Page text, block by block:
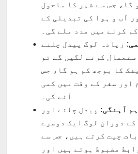
گا، جس سے شہر کا ماحول
آب و ہوا کی تبدیلی کے
کرنے میں مدد ملے گی۔
زیادہ لوگ پیدل چلنے
کرنے لگیں گے تو
کا بوجھ کم ہو گا، جس
اور سفر کے وقت میں کمی
آئے گی۔
آہنگی: پیدل چلنے اور
کے دوران لوگ ایک دوسرے
چیت کرتے ہیں، جس سے
مضبوط ہوتے ہیں اور